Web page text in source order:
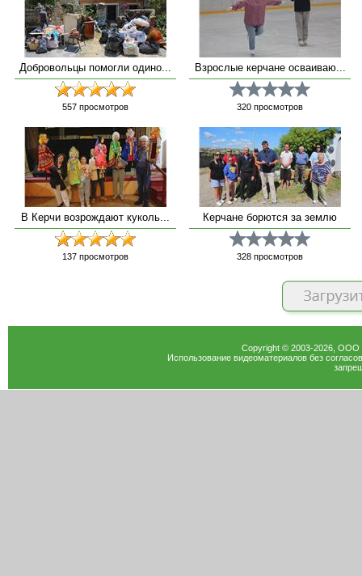
Добровольцы помогли одино...
557 просмотров
Взрослые керчане осваиваю...
320 просмотров
В Керчи возрождают куколь...
137 просмотров
Керчане борются за землю
328 просмотров
Copyright © 2003-2026, ООО
Использование видеоматериалов без